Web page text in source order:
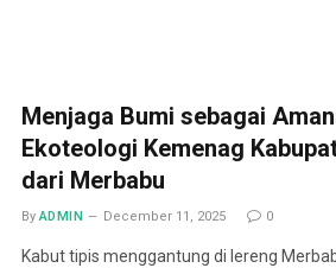
Menjaga Bumi sebagai
Ekoteologi Kemenag
dari Merbabu
By ADMIN December 11, 2025 0
Kabut tipis menggantung di lereng